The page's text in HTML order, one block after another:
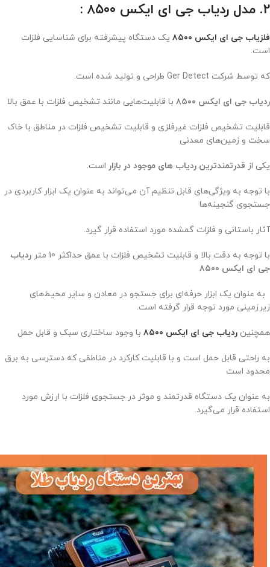
2. مدل ردیاب جی ای ایکس ۸۵۰۰ :
فلزیاب جی ای ایکس ۸۵۰۰
یک دستگاه پیشرفته برای شناسایی فلزات
است.
که توسط شرکت Ger Detect طراحی و تولید شده است.
ردیاب جی ای ایکس ۸۵۰۰ با قابلیت‌هایی مانند تشخیص فلزات با عمق بالا
قابلیت تشخیص فلزات غیرفلزی و قابلیت تشخیص فلزات در مناطق با خاک
سخت و زمین‌های معدنی
یکی از قدرتمندترین ردیاب های موجود در بازار است.
با توجه به ویژگی‌های قابل تنظیم آن می‌تواند به عنوان یک ابزار کاربردی در
جستجوی گنجینه‌ها
آثار باستانی و فلزات گمشده مورد استفاده قرار گیرد.
با توجه به دقت بالا و قابلیت تشخیص فلزات با عمق حداکثر 10 متر
ردیاب
جی ای ایکس ۸۵۰۰
به عنوان یک ابزار حرفه‌ای برای جستجو در معادن و سایر محیط‌های
زیرزمینی مورد توجه قرار گرفته است.
همچنین ردیاب جی ای ایکس ۸۵۰۰ با وجود ساختاری سبک و قابل حمل
به راحتی قابل حمل است و با قابلیت کارکرد در مناطقی که دسترسی به برق
محدود است
به عنوان یک دستگاه قدرتمند و موثر در جستجوی فلزات با ارزش مورد
استفاده قرار می‌گیرد.